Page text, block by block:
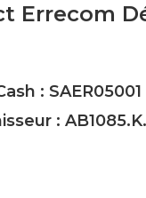
Errecom
: SAER05001
: